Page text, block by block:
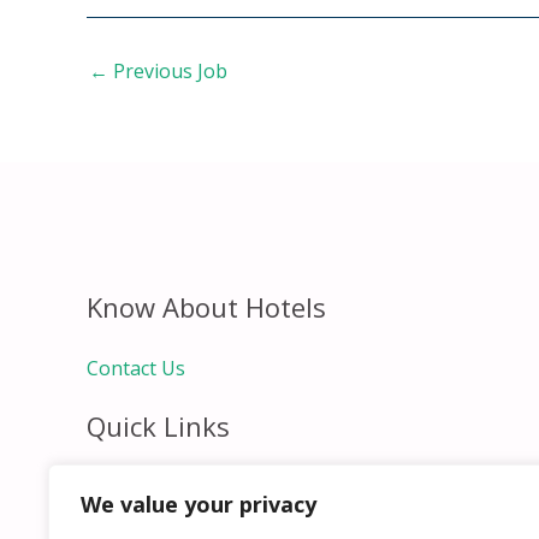
We value your privacy
← Previous Job
Know About Hotels
Contact Us
Quick Links
Hospitality Jobs